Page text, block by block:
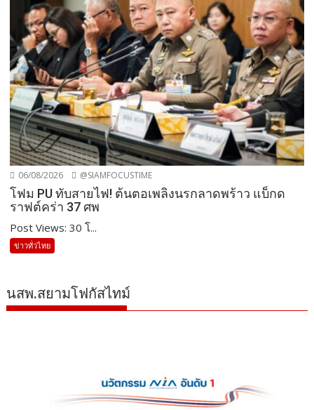
06/08/2026 @SIAMFOCUSTIME
โฟม PU ทับสายไฟ! ต้นตอเพลิงนรกลาดพร้าว แบ็กด
ราฟต์คร่า 37 ศพ
Post Views: 30 โ...
ข่าวทั่วไทย
นสพ.สยามโฟกัสไทม์